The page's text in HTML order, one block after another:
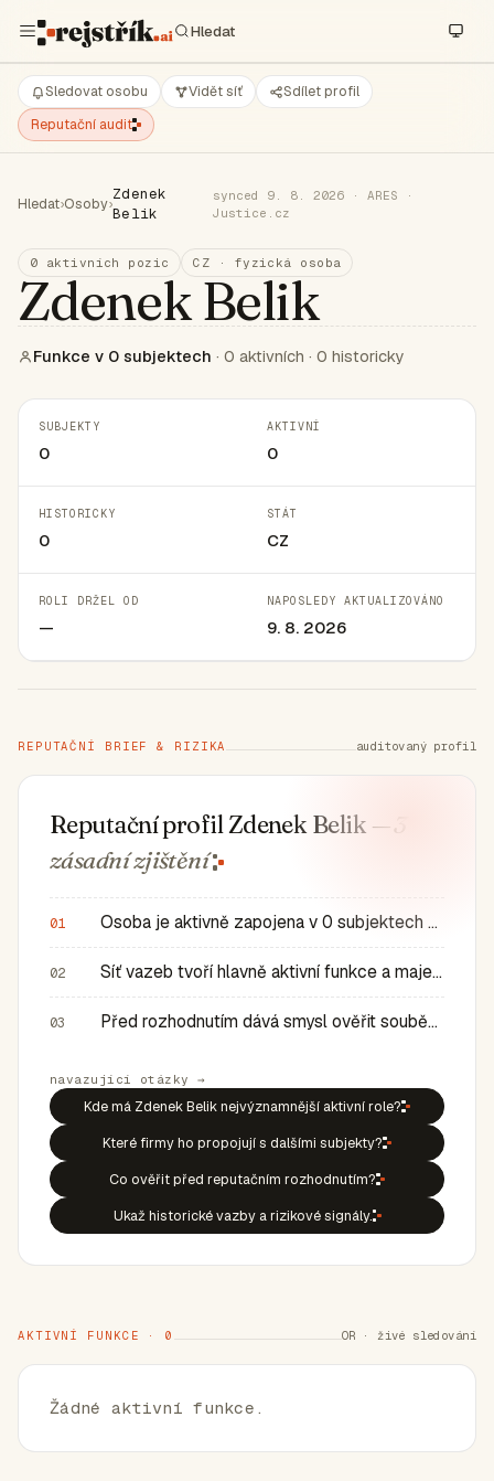
Sledovat osobu Vidět síť
Sdílet profil
Reputační audit
Hledat›Osoby›
Zdenek
Belik
synced 9. 8. 2026 · ARES ·
Justice.cz
0 aktivních pozic CZ · fyzická osoba
Zdenek Belik
Funkce v 0 subjektech · 0 aktivních · 0 historicky
SUBJEKTY
0
AKTIVNÍ
0
HISTORICKY
0
STÁT
CZ
ROLI DRŽEL OD
—
NAPOSLEDY AKTUALIZOVÁNO
9. 8. 2026
REPUTAČNÍ BRIEF & RIZIKA auditovaný profil
Reputační profil Zdenek Belik — 3
zásadnízjištění
01 Osoba je aktivně zapojena v 0 subjektech a má 0 historic…
02 Síť vazeb tvoří hlavně aktivní funkce a majetkové role v…
03 Před rozhodnutím dává smysl ověřit souběh rolí, historic…
navazující otázky →
Kde má Zdenek Belik nejvýznamnější aktivní role?
Které firmy ho propojují s dalšími subjekty?
Co ověřit před reputačním rozhodnutím?
Ukaž historické vazby a rizikové signály.
AKTIVNÍ FUNKCE · 0 OR · živé sledování
Žádné aktivní funkce.